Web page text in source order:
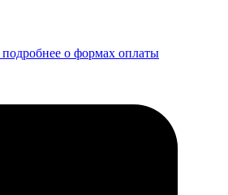
подробнее о формах оплаты